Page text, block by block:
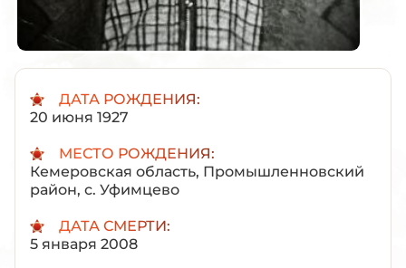
ДАТА РОЖДЕНИЯ:
20 июня 1927
МЕСТО РОЖДЕНИЯ:
Кемеровская область, Промышленновский
район, с. Уфимцево
ДАТА СМЕРТИ:
5 января 2008